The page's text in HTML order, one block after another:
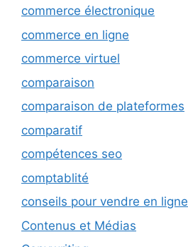
commerce électronique
commerce en ligne
commerce virtuel
comparaison
comparaison de plateformes
comparatif
compétences seo
comptablité
conseils pour vendre en ligne
Contenus et Médias